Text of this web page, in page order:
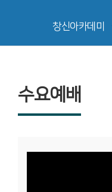
창신아카데미
수요예배